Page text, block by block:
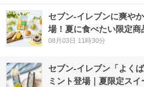
セブン‐イレブンに爽や
場！夏に食べたい限定商
08月03日 11時30分
セブン‐イレブン「よく
ミント登場｜夏限定ス